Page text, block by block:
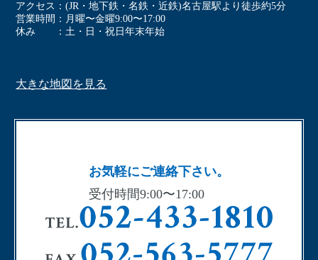
アクセス
(JR・地下鉄・名鉄・近鉄)名古屋駅より徒歩約5分
営業時間
⽉曜〜⾦曜9:00〜17:00
休み
⼟・⽇・祝⽇年末年始
大きな地図を見る
お気軽にご連絡下さい。
受付時間9:00〜17:00